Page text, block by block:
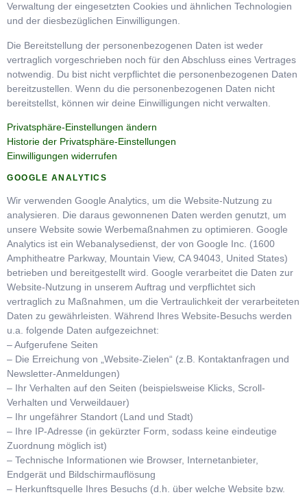
Verwaltung der eingesetzten Cookies und ähnlichen Technologien
und der diesbezüglichen Einwilligungen.
Die Bereitstellung der personenbezogenen Daten ist weder
vertraglich vorgeschrieben noch für den Abschluss eines Vertrages
notwendig. Du bist nicht verpflichtet die personenbezogenen Daten
bereitzustellen. Wenn du die personenbezogenen Daten nicht
bereitstellst, können wir deine Einwilligungen nicht verwalten.
Privatsphäre-Einstellungen ändern
Historie der Privatsphäre-Einstellungen
Einwilligungen widerrufen
GOOGLE ANALYTICS
Wir verwenden Google Analytics, um die Website-Nutzung zu
analysieren. Die daraus gewonnenen Daten werden genutzt, um
unsere Website sowie Werbemaßnahmen zu optimieren. Google
Analytics ist ein Webanalysedienst, der von Google Inc. (1600
Amphitheatre Parkway, Mountain View, CA 94043, United States)
betrieben und bereitgestellt wird. Google verarbeitet die Daten zur
Website-Nutzung in unserem Auftrag und verpflichtet sich
vertraglich zu Maßnahmen, um die Vertraulichkeit der verarbeiteten
Daten zu gewährleisten. Während Ihres Website-Besuchs werden
u.a. folgende Daten aufgezeichnet:
– Aufgerufene Seiten
– Die Erreichung von „Website-Zielen“ (z.B. Kontaktanfragen und
Newsletter-Anmeldungen)
– Ihr Verhalten auf den Seiten (beispielsweise Klicks, Scroll-
Verhalten und Verweildauer)
– Ihr ungefährer Standort (Land und Stadt)
– Ihre IP-Adresse (in gekürzter Form, sodass keine eindeutige
Zuordnung möglich ist)
– Technische Informationen wie Browser, Internetanbieter,
Endgerät und Bildschirmauflösung
– Herkunftsquelle Ihres Besuchs (d.h. über welche Website bzw.